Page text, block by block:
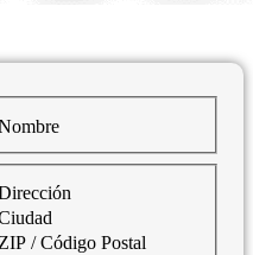
ZIP / Código Postal